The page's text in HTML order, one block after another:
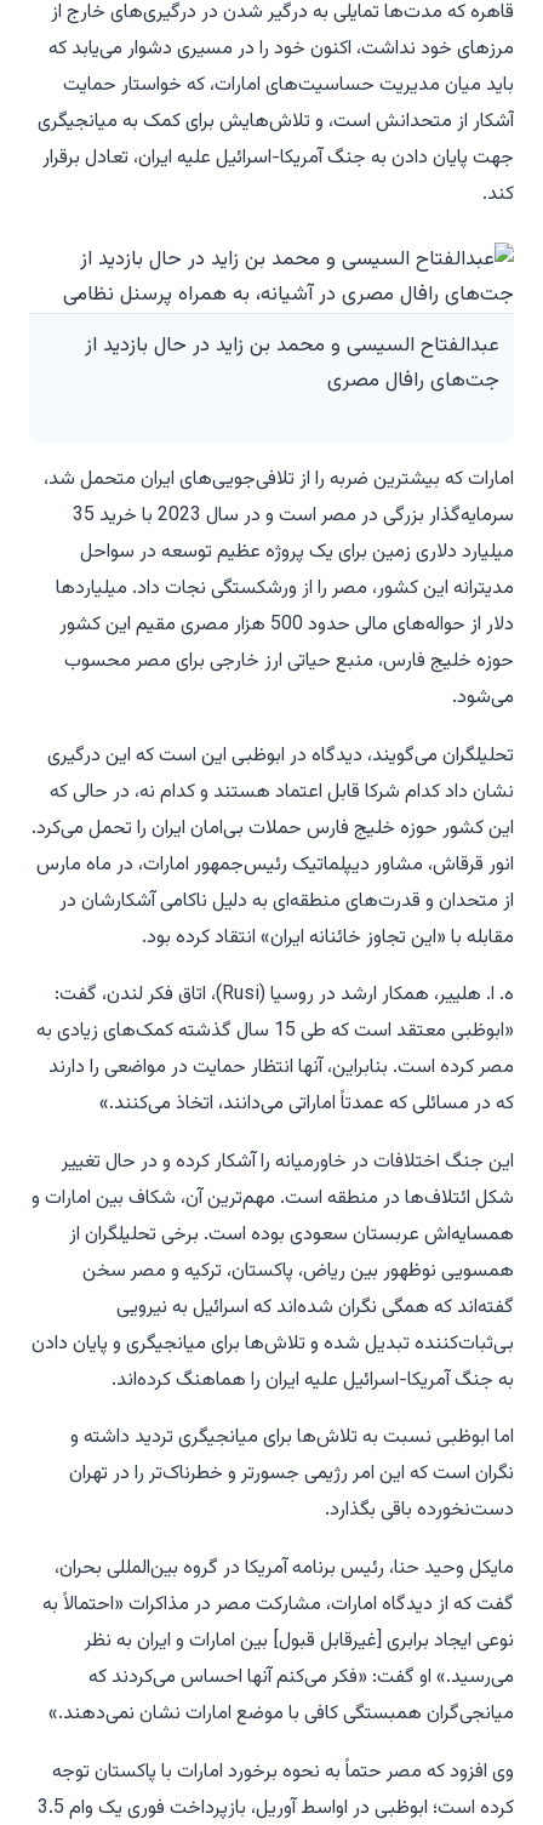
قاهره که مدت‌ها تمایلی به درگیر شدن در درگیری‌های خارج از
مرزهای خود نداشت، اکنون خود را در مسیری دشوار می‌یابد که
باید میان مدیریت حساسیت‌های امارات، که خواستار حمایت
آشکار از متحدانش است، و تلاش‌هایش برای کمک به میانجیگری
جهت پایان دادن به جنگ آمریکا-اسرائیل علیه ایران، تعادل برقرار
کند.
عبدالفتاح السیسی و محمد بن زاید در حال بازدید از
جت‌های رافال مصری
امارات که بیشترین ضربه را از تلافی‌جویی‌های ایران متحمل شد،
سرمایه‌گذار بزرگی در مصر است و در سال 2023 با خرید 35
میلیارد دلاری زمین برای یک پروژه عظیم توسعه در سواحل
مدیترانه این کشور، مصر را از ورشکستگی نجات داد. میلیاردها
دلار از حواله‌های مالی حدود 500 هزار مصری مقیم این کشور
حوزه خلیج فارس، منبع حیاتی ارز خارجی برای مصر محسوب
می‌شود.
تحلیلگران می‌گویند، دیدگاه در ابوظبی این است که این درگیری
نشان داد کدام شرکا قابل اعتماد هستند و کدام نه، در حالی که
این کشور حوزه خلیج فارس حملات بی‌امان ایران را تحمل می‌کرد.
انور قرقاش، مشاور دیپلماتیک رئیس‌جمهور امارات، در ماه مارس
از متحدان و قدرت‌های منطقه‌ای به دلیل ناکامی آشکارشان در
مقابله با «این تجاوز خائنانه ایران» انتقاد کرده بود.
ه. ا. هلییر، همکار ارشد در روسیا (Rusi)، اتاق فکر لندن، گفت:
«ابوظبی معتقد است که طی 15 سال گذشته کمک‌های زیادی به
مصر کرده است. بنابراین، آنها انتظار حمایت در مواضعی را دارند
که در مسائلی که عمدتاً اماراتی می‌دانند، اتخاذ می‌کنند.»
این جنگ اختلافات در خاورمیانه را آشکار کرده و در حال تغییر
شکل ائتلاف‌ها در منطقه است. مهم‌ترین آن، شکاف بین امارات و
همسایه‌اش عربستان سعودی بوده است. برخی تحلیلگران از
همسویی نوظهور بین ریاض، پاکستان، ترکیه و مصر سخن
گفته‌اند که همگی نگران شده‌اند که اسرائیل به نیرویی
بی‌ثبات‌کننده تبدیل شده و تلاش‌ها برای میانجیگری و پایان دادن
به جنگ آمریکا-اسرائیل علیه ایران را هماهنگ کرده‌اند.
اما ابوظبی نسبت به تلاش‌ها برای میانجیگری تردید داشته و
نگران است که این امر رژیمی جسورتر و خطرناک‌تر را در تهران
دست‌نخورده باقی بگذارد.
مایکل وحید حنا، رئیس برنامه آمریکا در گروه بین‌المللی بحران،
گفت که از دیدگاه امارات، مشارکت مصر در مذاکرات «احتمالاً به
نوعی ایجاد برابری [غیرقابل قبول] بین امارات و ایران به نظر
می‌رسید.» او گفت: «فکر می‌کنم آنها احساس می‌کردند که
میانجی‌گران همبستگی کافی با موضع امارات نشان نمی‌دهند.»
وی افزود که مصر حتماً به نحوه برخورد امارات با پاکستان توجه
کرده است؛ ابوظبی در اواسط آوریل، بازپرداخت فوری یک وام 3.5